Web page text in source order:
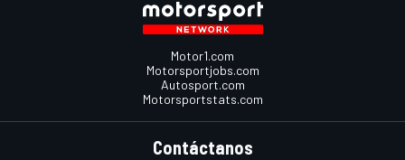
Motor1.com
Motorsportjobs.com
Autosport.com
Motorsportstats.com
Contáctanos